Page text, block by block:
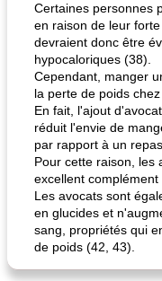
Certaines personnes
en raison de leur
devraient donc être
hypocaloriques (38).
Cependant, manger
la perte de poids
En fait, l'ajout
réduit l'envie de
par rapport à un
Pour cette raison, les
excellent
Les avocats sont
en glucides et
sang, propriétés qui
de poids (42, 43).